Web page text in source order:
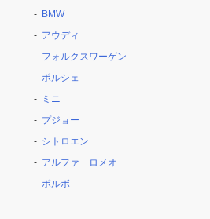
BMW
アウディ
フォルクスワーゲン
ポルシェ
ミニ
プジョー
シトロエン
アルファ ロメオ
ボルボ